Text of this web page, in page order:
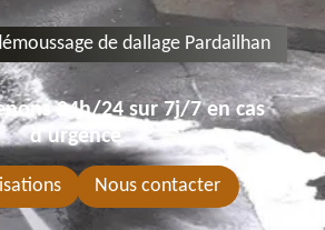
de dallage Pardailhan
24h/24 sur 7j/7 en cas
d'urgence
Nous contacter